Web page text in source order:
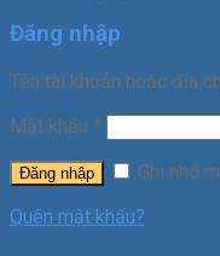
Đăng nhập
Tên tài khoản hoặc địa
Mật khẩu *
Đăng nhập
Ghi nhớ
Quên mật khẩu?